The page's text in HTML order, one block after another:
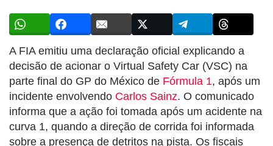
A FIA emitiu uma declaração oficial explicando a
decisão de acionar o Virtual Safety Car (VSC) na
parte final do GP do México de Fórmula 1, após um
incidente envolvendo Carlos Sainz. O comunicado
informa que a ação foi tomada após um acidente na
curva 1, quando a direção de corrida foi informada
sobre a presença de detritos na pista. Os fiscais